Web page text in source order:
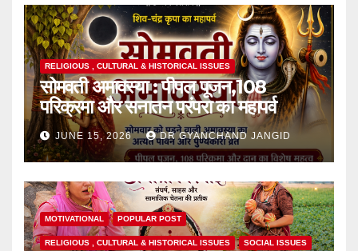
RELIGIOUS , CULTURAL & HISTORICAL ISSUES
सोमवती अमावस्या : पीपल पूजन,108
परिक्रमा और सनातन परंपरा का महापर्व
JUNE 15, 2026 DR GYANCHAND JANGID
MOTIVATIONAL POPULAR POST
RELIGIOUS , CULTURAL & HISTORICAL ISSUES SOCIAL ISSUES